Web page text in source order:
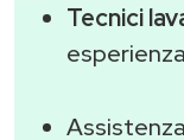
Tecnici